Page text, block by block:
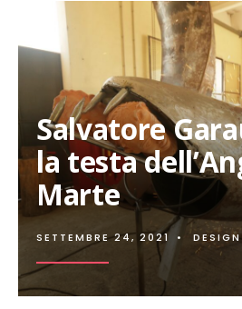
Salvatore
la testa
Marte
SETTEMBRE 24, 2021 •